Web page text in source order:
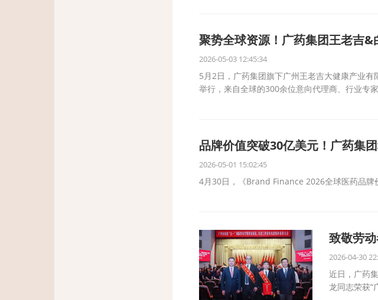
聚势全球资源！广药集团王老吉
2026-05-03 12:45:34
5月2日，广药集团旗下广州王老吉大健康产业
举行，来自全球的300余位意向代理商、行业专
品牌价值突破30亿美元！广药集
2026-05-01 15:02:45
4月30日，《Brand Finance 2026全球医药品牌
致敬劳
2026-04-30
近日，广药
龙同志荣获“